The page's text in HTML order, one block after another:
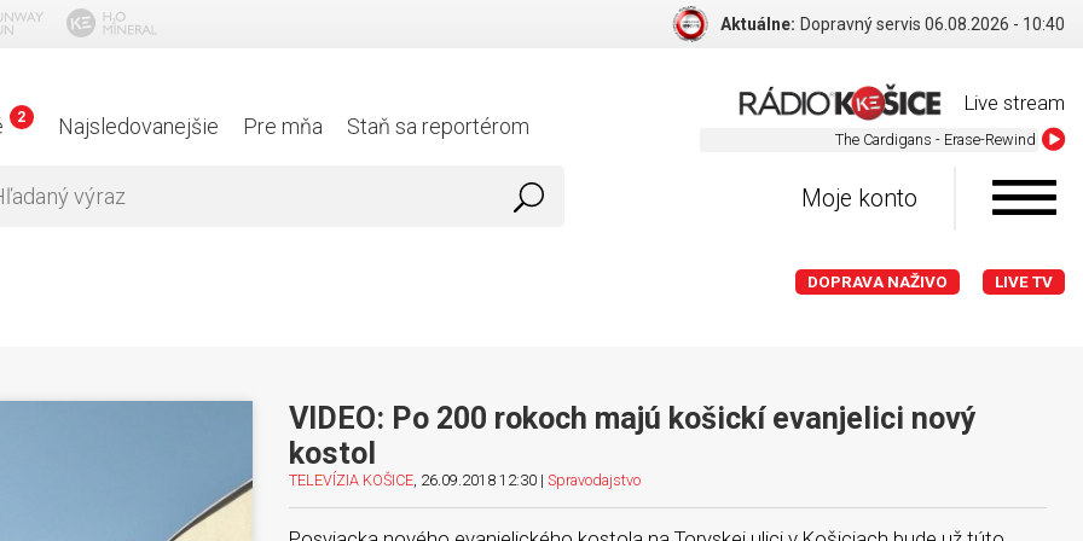
Aktuálne: Dopravný servis 06.08.2026 - 10:40
Live stream
The Cardigans - Erase-Rewind
2 Najsledovanejšie Pre mňa Staň sa reportérom
Moje konto
DOPRAVA NAŽIVO LIVE TV
VIDEO: Po 200 rokoch majú košickí evanjelici nový
kostol
TELEVÍZIA KOŠICE, 26.09.2018 12:30 | Spravodajstvo